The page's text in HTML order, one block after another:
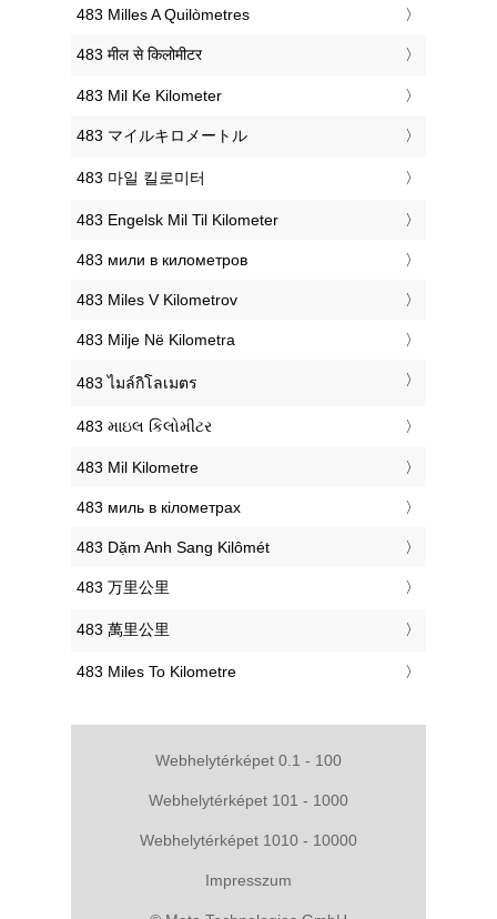
‎483 Milles A Quilòmetres
‎483 मील से किलोमीटर
‎483 Mil Ke Kilometer
‎483 マイルキロメートル
‎483 마일 킬로미터
‎483 Engelsk Mil Til Kilometer
‎483 мили в километров
‎483 Miles V Kilometrov
‎483 Milje Në Kilometra
‎483 ไมล์กิโลเมตร
‎483 માઇલ કિલોમીટર
‎483 Mil Kilometre
‎483 миль в кілометрах
‎483 Dặm Anh Sang Kilômét
‎483 万里公里
‎483 萬里公里
‎483 Miles To Kilometre
Webhelytérképet 0.1 - 100
Webhelytérképet 101 - 1000
Webhelytérképet 1010 - 10000
Impresszum